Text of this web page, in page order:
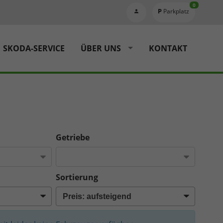
Parkplatz
0
SKODA-SERVICE ÜBER UNS KONTAKT
Getriebe
Sortierung